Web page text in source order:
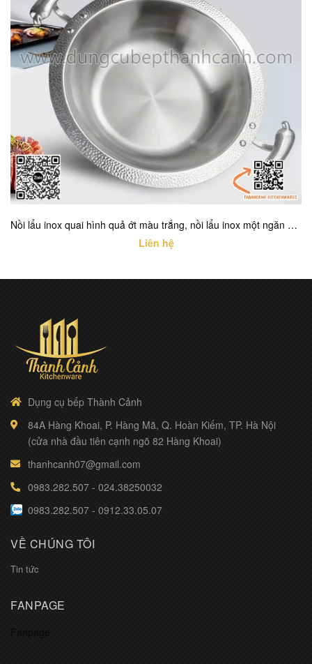
Nồi lẩu inox quai hình quả ớt màu trắng, nồi lẩu inox một ngăn cao cấp với nhiều kích thước khác nhau
Liên hệ
Dụng cụ bếp Thành Cảnh
84A Hàng Khoai, P. Hàng Mã, Q. Hoàn Kiếm, TP. Hà Nội
(cửa nhà đầu tiên cạnh ngõ 82 Hàng Khoai)
thanhcanh07@gmail.com
0983.282.507 - 024.38250032
0983.282.507 - 0912.33.05.07
VỀ CHÚNG TÔI
Tin tức
FANPAGE